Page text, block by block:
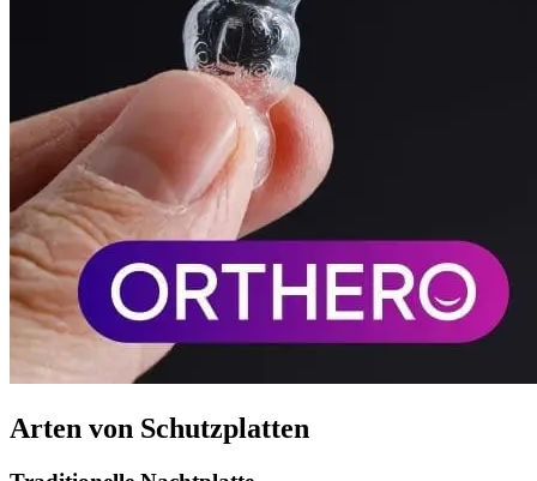
Arten von Schutzplatten